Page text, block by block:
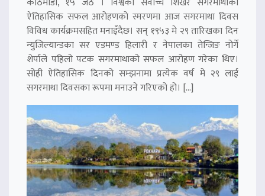
ऐतिहासिक सफल आरोहणको स्मरणमा आज सगरमाथा दिवस
विविध कार्यक्रमसहित मनाइँदैछ। सन् १९५३ मे २९ तारिखका दिन
न्युजिल्यान्डका सर एडमण्ड हिलारी र नेपालका तेन्जिङ नोर्गे
शेर्पाले पहिलो पटक सगरमाथाको सफल आरोहण गरेका थिए।
सोही ऐतिहासिक दिनको सम्झनामा प्रत्येक वर्ष मे २९ लाई
सगरमाथा दिवसका रूपमा मनाउने गरिएको हो। […]